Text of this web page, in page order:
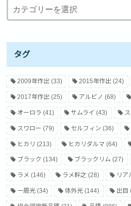
タグ
2009年作出 (33) 2015年作出 (24)
2017年作出 (25) アルビノ (68)
オーロラ (41) サムライ (43)
スワロー (79) セルフィン (36)
ヒカリ (213) ヒカリダルマ (64)
ブラック (134) ブラックリム (27)
ラメ (146) ラメ幹之 (28) リア
一周光(34) 体外光 (144) 出目